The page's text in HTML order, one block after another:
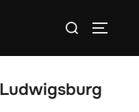
Suchen